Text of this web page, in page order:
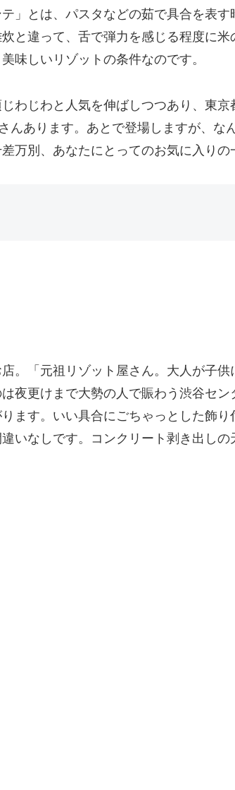
」とは、パスタなどの茹で具合を表
と違って、舌で弾力を感じる程度に
味しいリゾットの条件なのです。
わじわと人気を伸ばしつつあり、東
んあります。あとで登場しますが、な
万別、あなたにとってのお気に入りの
。「元祖リゾット屋さん。大人が子
夜更けまで大勢の人で賑わう渋谷セ
ます。いい具合にごちゃっとした飾
いなしです。コンクリート剥き出しの